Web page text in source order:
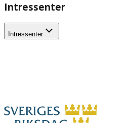
Intressenter
Intressenter